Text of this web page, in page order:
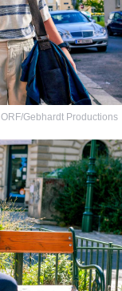
ORF/Gebhardt Productions